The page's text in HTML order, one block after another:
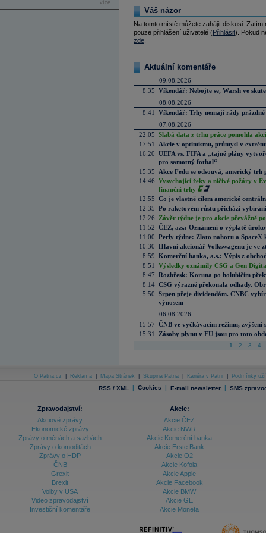
více...
Váš názor
Na tomto místě můžete zahájit diskusi.
pouze přihlášení uživatelé (Přihlásit). Pokud
zde
Aktuální komentáře
09.08.2026
8:35 Víkendář: Nebojte se, Warsh ve
08.08.2026
8:41
Víkendář: Trhy nemají rády prázdné
07.08.2026
22:05 Slabá data z trhu práce pomohla
17:51
Akcie v optimismu, průmysl v
16:20 UEFA vs. FIFA a „tajné plány
pro samotný fotbal“
15:35
Akce Fedu se odsouvá, americký
14:46 Vysychající řeky a ničivé požáry v
finanční trhy
12:55 Co je vlastně cílem americké
12:35 Po raketovém růstu přichází
12:26
Závěr týdne je pro akcie převážně
11:52 ČEZ, a.s.: Oznámení o výplatě
11:00 Perly týdne: Zlato nahoru a SpaceX
10:30 Hlavní akcionář Volkswagenu je ve
8:59 Komerční banka, a.s.: Výpis z
8:51
Výsledky oznámily CSG a Gen
8:47 Rozbřesk: Koruna po holubičím
8:14 CSG výrazně překonala odhady.
5:50 Srpen přeje dividendám. CNBC
výnosem
06.08.2026
15:57 ČNB ve vyčkávacím režimu, zvýšení
15:31
Zásoby plynu v EU jsou pro toto
1 2 3 4
O Patria.cz Reklama Mapa Stránek Skupina Patria Kariéra v Patrii Podmínky
RSS / XML | Cookies | E-mail newsletter | SMS
Zpravodajství:
Akciové zprávy
Ekonomické zprávy
Zprávy o měnách a sazbách
Zprávy o komoditách
Zprávy o HDP
ČNB
Grexit
Brexit
Volby v USA
Video zpravodajství
Investiční komentáře
Akcie:
Akcie ČEZ
Akcie NWR
Akcie Komerční banka
Akcie Erste Bank
Akcie O2
Akcie Kofola
Akcie Apple
Akcie Facebook
Akcie BMW
Akcie GE
Akcie Moneta